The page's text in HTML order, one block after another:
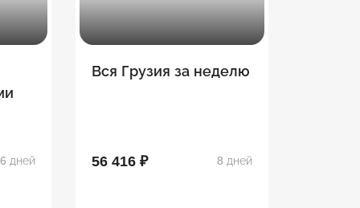
6 дней
Вся Грузия за неделю
56 416 ₽ 8 дней